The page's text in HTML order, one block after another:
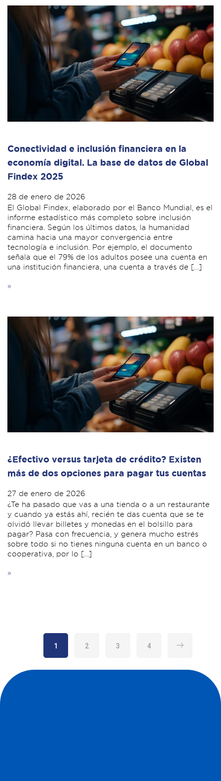
Conectividad e inclusión financiera en la
economía digital. La base de datos de Global
Findex 2025
28 de enero de 2026
El Global Findex, elaborado por el Banco Mundial, es el
informe estadístico más completo sobre inclusión
financiera. Según los últimos datos, la humanidad
camina hacia una mayor convergencia entre
tecnología e inclusión. Por ejemplo, el documento
señala que el 79% de los adultos posee una cuenta en
una institución financiera, una cuenta a través de […]
»
¿Efectivo versus tarjeta de crédito? Existen
más de dos opciones para pagar tus cuentas
27 de enero de 2026
¿Te ha pasado que vas a una tienda o a un restaurante
y cuando ya estás ahí, recién te das cuenta que se te
olvidó llevar billetes y monedas en el bolsillo para
pagar? Pasa con frecuencia, y genera mucho estrés
sobre todo si no tienes ninguna cuenta en un banco o
cooperativa, por lo […]
»
1 2 3 4